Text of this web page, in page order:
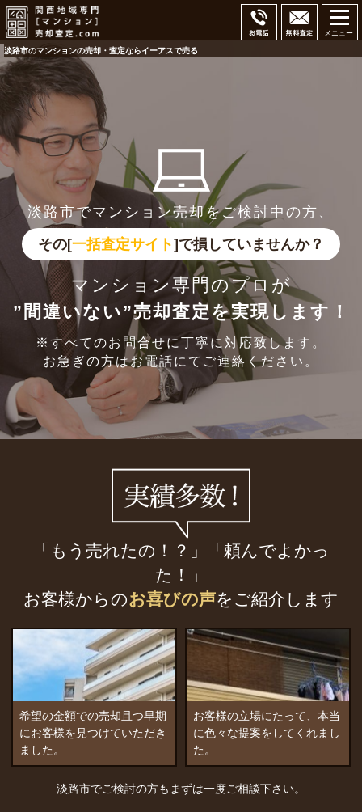
メニュー
淡路市のマンションの売却・査定ならイーアスで売る
淡路市でマンション売却をご検討中の方、
その[一括査定サイト]で損していませんか？
マンション専門のプロが
”間違いない”売却査定を実現します！
※すべてのお問合せに丁寧に対応致します。
お急ぎの方はお電話にてご連絡ください。
「もう売れたの！？」「頼んでよかっ
た！」
お客様からのお喜びの声をご紹介します
お客様の立場にたって、本当
に色々な提案をしてくれまし
た。
驚いたのは、すぐに買主様を
見つけてきてもらったことで
す。
淡路市でご検討の方もまずは一度ご相談下さい。